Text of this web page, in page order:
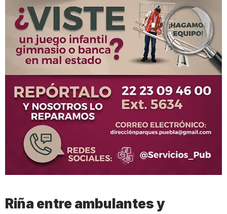
Riña entre ambulantes y